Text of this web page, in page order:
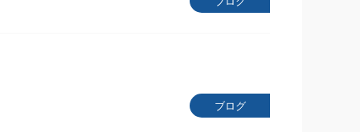
ブログ